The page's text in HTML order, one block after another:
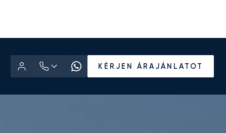
KÉRJEN ÁRAJÁNLATOT